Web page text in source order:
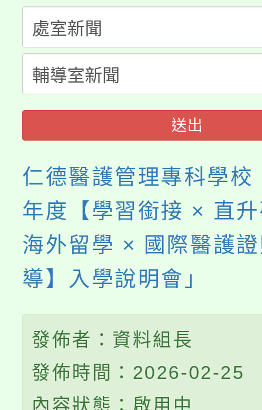
代理(課)教師甄選結果
公告本校115學年度第
代理(課)教師甄選結果(
轉知中國文化大學推廣
《TA101》溝通分析基
程，歡迎學生輔導中心
心理、諮商輔導、社會
系所師生報名參加。
送出
仁德醫護管理專科學
年度【學習銜接 × 直
海外留學 × 國際醫護
導】入學說明會」
發佈者：資料組長
發佈時間：2026-02-25
內容狀態：啟用中